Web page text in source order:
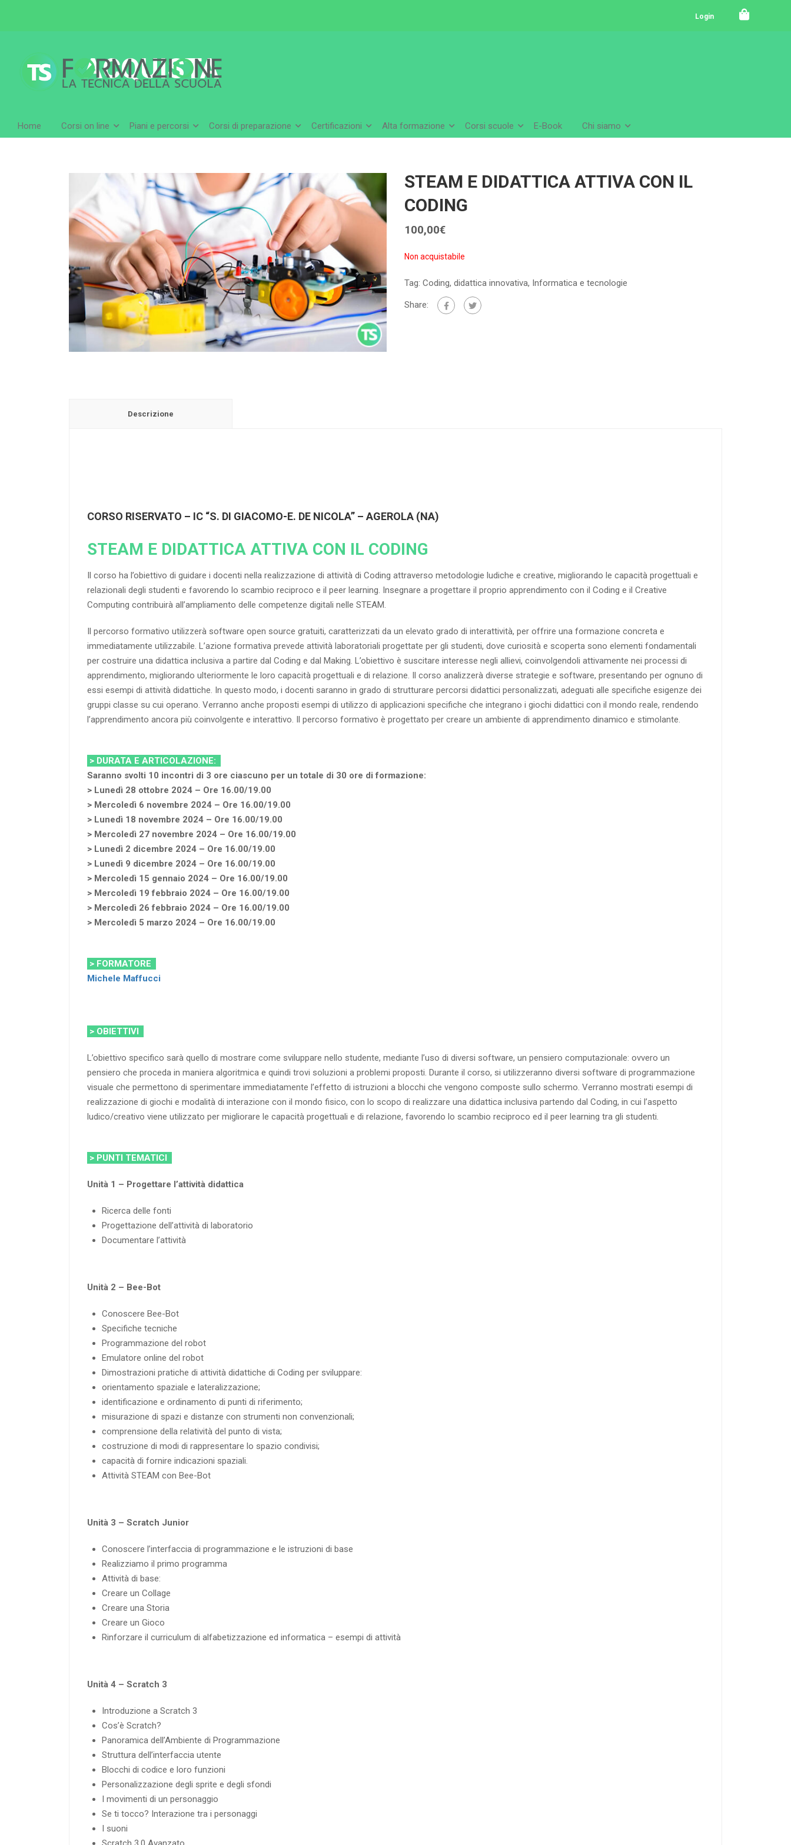
Login
Home Corsi on line Piani e percorsi Corsi di preparazione Certificazioni Alta formazione Corsi scuole E-Book Chi siamo
ACQUISTA
STEAM E DIDATTICA ATTIVA CON IL
CODING
100,00€
Non acquistabile
Tag: Coding, didattica innovativa, Informatica e tecnologie
Share:
Descrizione
CORSO RISERVATO – IC “S. DI GIACOMO-E. DE NICOLA” – AGEROLA (NA)
STEAM E DIDATTICA ATTIVA CON IL CODING
Il corso ha l’obiettivo di guidare i docenti nella realizzazione di attività di Coding attraverso metodologie ludiche e creative, migliorando le capacità progettuali e
relazionali degli studenti e favorendo lo scambio reciproco e il peer learning. Insegnare a progettare il proprio apprendimento con il Coding e il Creative
Computing contribuirà all’ampliamento delle competenze digitali nelle STEAM.
Il percorso formativo utilizzerà software open source gratuiti, caratterizzati da un elevato grado di interattività, per offrire una formazione concreta e
immediatamente utilizzabile. L’azione formativa prevede attività laboratoriali progettate per gli studenti, dove curiosità e scoperta sono elementi fondamentali
per costruire una didattica inclusiva a partire dal Coding e dal Making. L’obiettivo è suscitare interesse negli allievi, coinvolgendoli attivamente nei processi di
apprendimento, migliorando ulteriormente le loro capacità progettuali e di relazione. Il corso analizzerà diverse strategie e software, presentando per ognuno di
essi esempi di attività didattiche. In questo modo, i docenti saranno in grado di strutturare percorsi didattici personalizzati, adeguati alle specifiche esigenze dei
gruppi classe su cui operano. Verranno anche proposti esempi di utilizzo di applicazioni specifiche che integrano i giochi didattici con il mondo reale, rendendo
l’apprendimento ancora più coinvolgente e interattivo. Il percorso formativo è progettato per creare un ambiente di apprendimento dinamico e stimolante.
> DURATA E ARTICOLAZIONE:
Saranno svolti 10 incontri di 3 ore ciascuno per un totale di 30 ore di formazione:
> Lunedì 28 ottobre 2024 – Ore 16.00/19.00
> Mercoledì 6 novembre 2024 – Ore 16.00/19.00
> Lunedì 18 novembre 2024 – Ore 16.00/19.00
> Mercoledì 27 novembre 2024 – Ore 16.00/19.00
> Lunedì 2 dicembre 2024 – Ore 16.00/19.00
> Lunedì 9 dicembre 2024 – Ore 16.00/19.00
> Mercoledì 15 gennaio 2024 – Ore 16.00/19.00
> Mercoledì 19 febbraio 2024 – Ore 16.00/19.00
> Mercoledì 26 febbraio 2024 – Ore 16.00/19.00
> Mercoledì 5 marzo 2024 – Ore 16.00/19.00
> FORMATORE
Michele Maffucci
> OBIETTIVI
L’obiettivo specifico sarà quello di mostrare come sviluppare nello studente, mediante l’uso di diversi software, un pensiero computazionale: ovvero un
pensiero che proceda in maniera algoritmica e quindi trovi soluzioni a problemi proposti. Durante il corso, si utilizzeranno diversi software di programmazione
visuale che permettono di sperimentare immediatamente l’effetto di istruzioni a blocchi che vengono composte sullo schermo. Verranno mostrati esempi di
realizzazione di giochi e modalità di interazione con il mondo fisico, con lo scopo di realizzare una didattica inclusiva partendo dal Coding, in cui l’aspetto
ludico/creativo viene utilizzato per migliorare le capacità progettuali e di relazione, favorendo lo scambio reciproco ed il peer learning tra gli studenti.
> PUNTI TEMATICI
Unità 1 – Progettare l’attività didattica
Ricerca delle fonti
Progettazione dell’attività di laboratorio
Documentare l’attività
Unità 2 – Bee-Bot
Conoscere Bee-Bot
Specifiche tecniche
Programmazione del robot
Emulatore online del robot
Dimostrazioni pratiche di attività didattiche di Coding per sviluppare:
orientamento spaziale e lateralizzazione;
identificazione e ordinamento di punti di riferimento;
misurazione di spazi e distanze con strumenti non convenzionali;
comprensione della relatività del punto di vista;
costruzione di modi di rappresentare lo spazio condivisi;
capacità di fornire indicazioni spaziali.
Attività STEAM con Bee-Bot
Unità 3 – Scratch Junior
Conoscere l’interfaccia di programmazione e le istruzioni di base
Realizziamo il primo programma
Attività di base:
Creare un Collage
Creare una Storia
Creare un Gioco
Rinforzare il curriculum di alfabetizzazione ed informatica – esempi di attività
Unità 4 – Scratch 3
Introduzione a Scratch 3
Cos’è Scratch?
Panoramica dell’Ambiente di Programmazione
Struttura dell’interfaccia utente
Blocchi di codice e loro funzioni
Personalizzazione degli sprite e degli sfondi
I movimenti di un personaggio
Se ti tocco? Interazione tra i personaggi
I suoni